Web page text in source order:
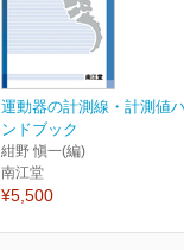
運動器の計測線・計測値ハ
ンドブック
紺野 愼一(編)
南江堂
¥5,500